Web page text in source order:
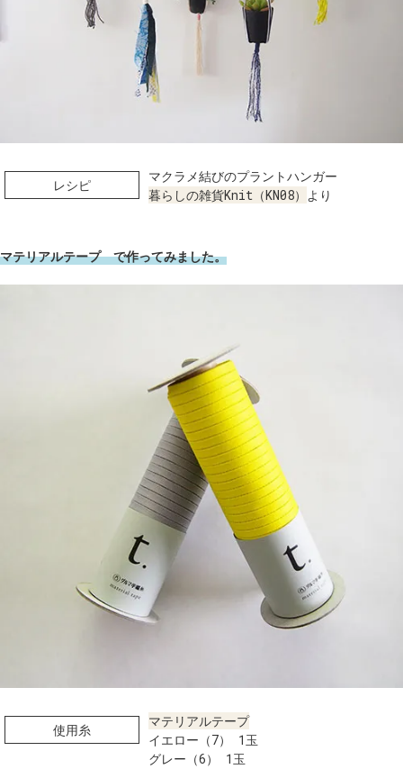
レシピ
マクラメ結びのプラントハンガー
暮らしの雑貨Knit（KN08） より
マテリアルテープ で作ってみました。
使用糸
マテリアルテープ
イエロー（7） 1玉
グレー（6） 1玉